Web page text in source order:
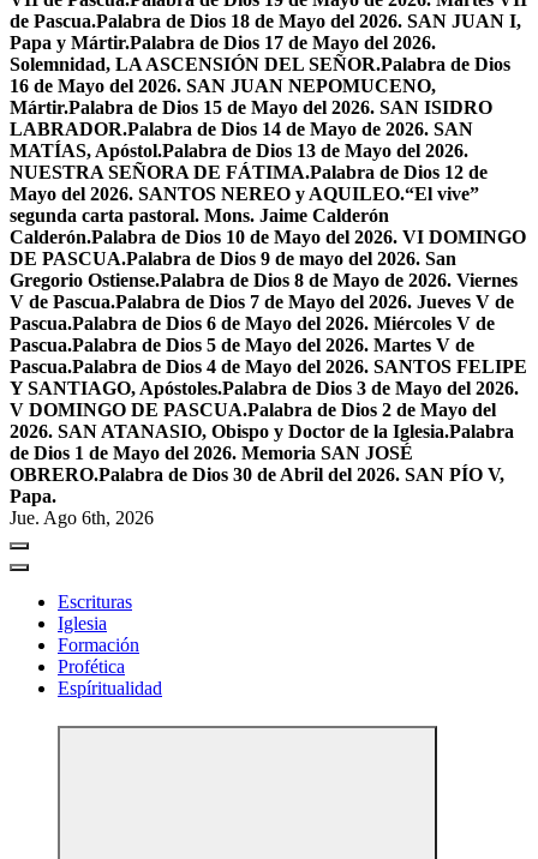
de Pascua.Palabra de Dios 18 de Mayo del 2026. SAN JUAN I,
Papa y Mártir.Palabra de Dios 17 de Mayo del 2026.
Solemnidad, LA ASCENSIÓN DEL SEÑOR.Palabra de Dios
16 de Mayo del 2026. SAN JUAN NEPOMUCENO,
Mártir.Palabra de Dios 15 de Mayo del 2026. SAN ISIDRO
LABRADOR.Palabra de Dios 14 de Mayo de 2026. SAN
MATÍAS, Apóstol.Palabra de Dios 13 de Mayo del 2026.
NUESTRA SEÑORA DE FÁTIMA.Palabra de Dios 12 de
Mayo del 2026. SANTOS NEREO y AQUILEO.“El vive”
segunda carta pastoral. Mons. Jaime Calderón
Calderón.Palabra de Dios 10 de Mayo del 2026. VI DOMINGO
DE PASCUA.Palabra de Dios 9 de mayo del 2026. San
Gregorio Ostiense.Palabra de Dios 8 de Mayo de 2026. Viernes
V de Pascua.Palabra de Dios 7 de Mayo del 2026. Jueves V de
Pascua.Palabra de Dios 6 de Mayo del 2026. Miércoles V de
Pascua.Palabra de Dios 5 de Mayo del 2026. Martes V de
Pascua.Palabra de Dios 4 de Mayo del 2026. SANTOS FELIPE
Y SANTIAGO, Apóstoles.Palabra de Dios 3 de Mayo del 2026.
V DOMINGO DE PASCUA.Palabra de Dios 2 de Mayo del
2026. SAN ATANASIO, Obispo y Doctor de la Iglesia.Palabra
de Dios 1 de Mayo del 2026. Memoria SAN JOSÉ
OBRERO.Palabra de Dios 30 de Abril del 2026. SAN PÍO V,
Papa.
Jue. Ago 6th, 2026
Escrituras
Iglesia
Formación
Profética
Espíritualidad